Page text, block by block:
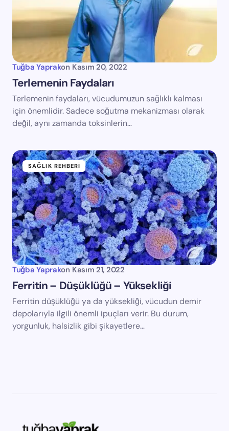
Tuğba Yaprakon Kasım 20, 2022
Terlemenin Faydaları
Terlemenin faydaları, vücudumuzun sağlıklı kalması
için önemlidir. Sadece soğutma mekanizması olarak
değil, aynı zamanda toksinlerin…
SAĞLIK REHBERI
Tuğba Yaprakon Kasım 21, 2022
Ferritin – Düşüklüğü – Yüksekliği
Ferritin düşüklüğü ya da yüksekliği, vücudun demir
depolarıyla ilgili önemli ipuçları verir. Bu durum,
yorgunluk, halsizlik gibi şikayetlere…